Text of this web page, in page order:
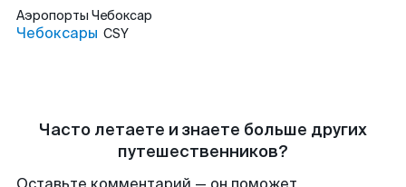
Аэропорты Чебоксар
Чебоксары CSY
Часто летаете и знаете больше других
путешественников?